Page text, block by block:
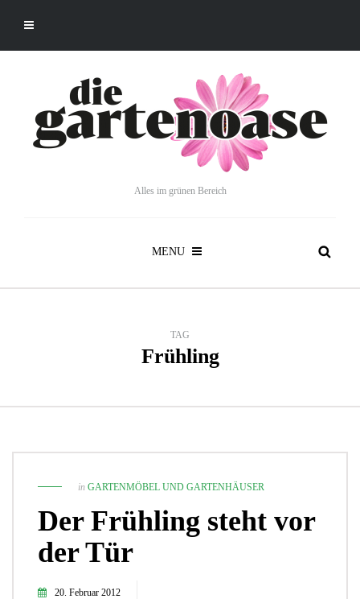
Alles im grünen Bereich
MENU
TAG
Frühling
in GARTENMÖBEL UND GARTENHÄUSER
Der Frühling steht vor
der Tür
20. Februar 2012